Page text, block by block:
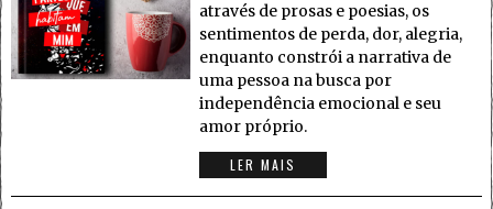
através de prosas e poesias, os
sentimentos de perda, dor, alegria,
enquanto constrói a narrativa de
uma pessoa na busca por
independência emocional e seu
amor próprio.
LER MAIS